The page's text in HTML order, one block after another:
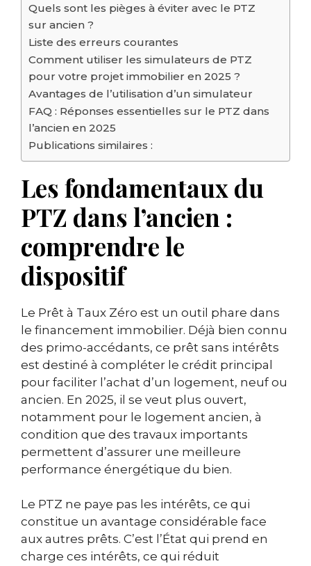
Quels sont les pièges à éviter avec le PTZ
sur ancien ?
Liste des erreurs courantes
Comment utiliser les simulateurs de PTZ
pour votre projet immobilier en 2025 ?
Avantages de l’utilisation d’un simulateur
FAQ : Réponses essentielles sur le PTZ dans
l’ancien en 2025
Publications similaires :
Les fondamentaux du
PTZ dans l’ancien :
comprendre le
dispositif
Le Prêt à Taux Zéro est un outil phare dans
le financement immobilier. Déjà bien connu
des primo-accédants, ce prêt sans intérêts
est destiné à compléter le crédit principal
pour faciliter l’achat d’un logement, neuf ou
ancien. En 2025, il se veut plus ouvert,
notamment pour le logement ancien, à
condition que des travaux importants
permettent d’assurer une meilleure
performance énergétique du bien.
Le PTZ ne paye pas les intérêts, ce qui
constitue un avantage considérable face
aux autres prêts. C’est l’État qui prend en
charge ces intérêts, ce qui réduit